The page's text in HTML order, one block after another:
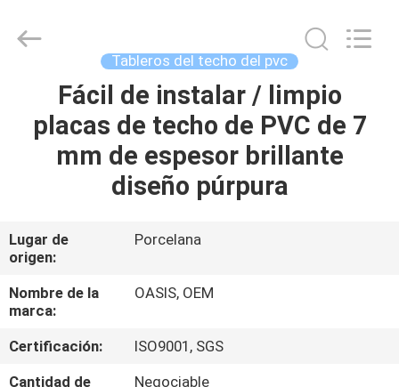
HOGAR
PRODUCTOS
NOSOTROS
VIAJE
DE
LA
Oasis
Building
Tableros del techo del pvc
Fácil de instalar / limpio
placas de techo de PVC de 7
mm de espesor brillante
diseño púrpura
Lugar de
origen:
Porcelana
Nombre de la
marca:
OASIS, OEM
Certificación:
ISO9001, SGS
Cantidad de
Negociable